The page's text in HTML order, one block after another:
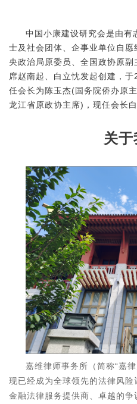
中国小康建设研究会是由有
士及社会团体、企事业单位自
央政治局原委员、全国政协原
席赵南起、白立忱发起创建，
任会长为陈玉杰(国务院侨办原
龙江省原政协主席)，现任会长白
关于
嘉维律师事务所（简称“嘉
现已经成为全球领先的法律风
金融法律服务提供商、卓越的